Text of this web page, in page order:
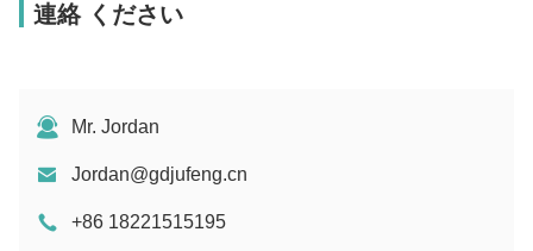
連絡 ください
Mr. Jordan
Jordan@gdjufeng.cn
+86 18221515195